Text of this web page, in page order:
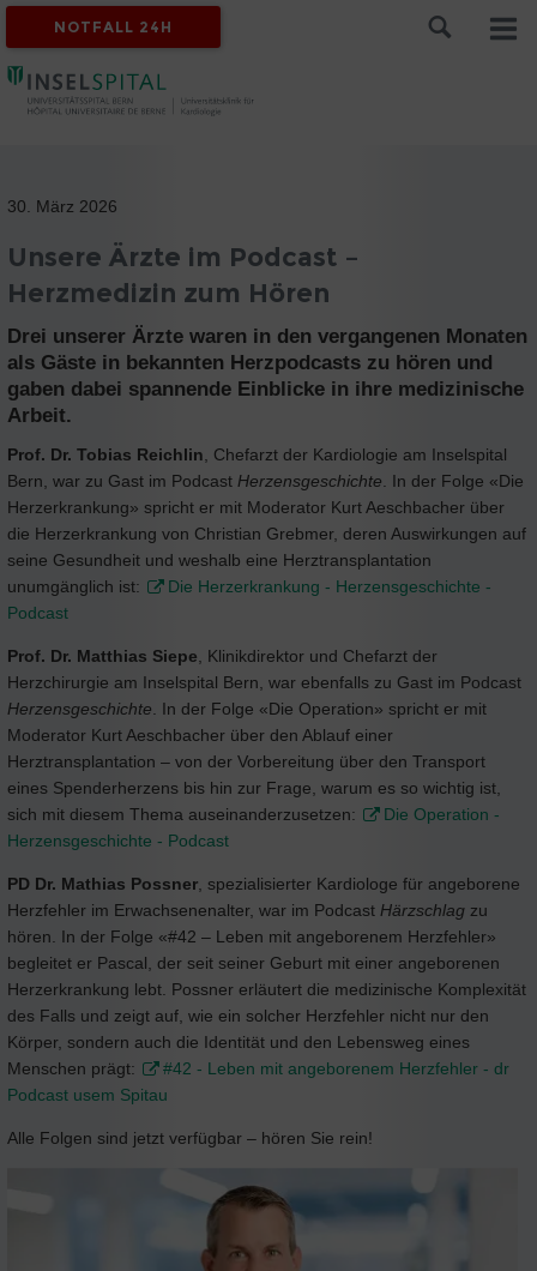
NOTFALL 24H
30. März 2026
Unsere Ärzte im Podcast –
Herzmedizin zum Hören
Drei unserer Ärzte waren in den vergangenen Monaten
als Gäste in bekannten Herzpodcasts zu hören und
gaben dabei spannende Einblicke in ihre medizinische
Arbeit.
Prof. Dr. Tobias Reichlin , Chefarzt der Kardiologie am Inselspital
Bern, war zu Gast im Podcast Herzensgeschichte . In der Folge «Die
Herzerkrankung» spricht er mit Moderator Kurt Aeschbacher über
die Herzerkrankung von Christian Grebmer, deren Auswirkungen auf
seine Gesundheit und weshalb eine Herztransplantation
unumgänglich ist:
Die Herzerkrankung - Herzensgeschichte -
Podcast
Prof. Dr. Matthias Siepe , Klinikdirektor und Chefarzt der
Herzchirurgie am Inselspital Bern, war ebenfalls zu Gast im Podcast
Herzensgeschichte . In der Folge «Die Operation» spricht er mit
Moderator Kurt Aeschbacher über den Ablauf einer
Herztransplantation – von der Vorbereitung über den Transport
eines Spenderherzens bis hin zur Frage, warum es so wichtig ist,
sich mit diesem Thema auseinanderzusetzen:
Die Operation -
Herzensgeschichte - Podcast
PD Dr. Mathias Possner , spezialisierter Kardiologe für angeborene
Herzfehler im Erwachsenenalter, war im Podcast Härzschlag zu
hören. In der Folge «#42 – Leben mit angeborenem Herzfehler»
begleitet er Pascal, der seit seiner Geburt mit einer angeborenen
Herzerkrankung lebt. Possner erläutert die medizinische Komplexität
des Falls und zeigt auf, wie ein solcher Herzfehler nicht nur den
Körper, sondern auch die Identität und den Lebensweg eines
Menschen prägt:
#42 - Leben mit angeborenem Herzfehler - dr
Podcast usem Spitau
Alle Folgen sind jetzt verfügbar – hören Sie rein!